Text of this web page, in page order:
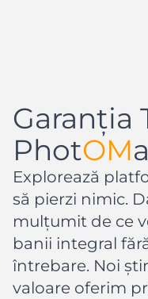
Garanția
PhotOM
Explorează
să pierzi nimic.
mulțumit de ce
banii integral
întrebare. Noi
valoare oferim